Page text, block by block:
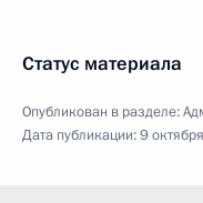
Статус материала
Опубликован в разделе:
Дата публикации:9